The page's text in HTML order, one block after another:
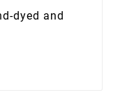
dyed and